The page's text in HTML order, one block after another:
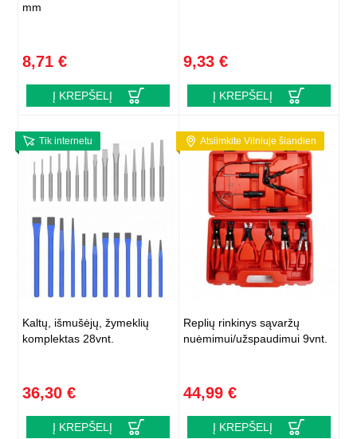
mm
8,71 €
Į KREPŠELĮ
9,33 €
Į KREPŠELĮ
Tik internetu
Kaltų, išmušėjų, žymeklių
komplektas 28vnt.
36,30 €
Į KREPŠELĮ
Atsiimkite Vilniuje šiandien
Replių rinkinys sąvaržų
nuėmimui/užspaudimui 9vnt.
44,99 €
Į KREPŠELĮ